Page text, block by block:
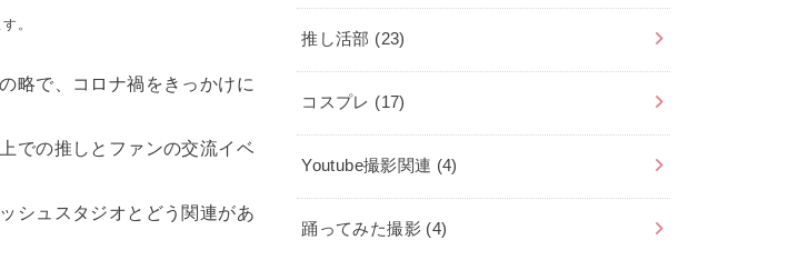
。
略で、コロナ禍をきっかけに
での推しとファンの交流イベ
シュスタジオとどう関連があ
推し活部 (23)
コスプレ (17)
Youtube撮影関連 (4)
踊ってみた撮影 (4)